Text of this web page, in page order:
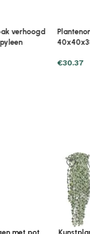
verhoogd
€28.41